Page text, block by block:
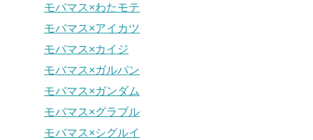
モバマス×わたモテ
モバマス×アイカツ
モバマス×カイジ
モバマス×ガルパン
モバマス×ガンダム
モバマス×グラブル
モバマス×シグルイ